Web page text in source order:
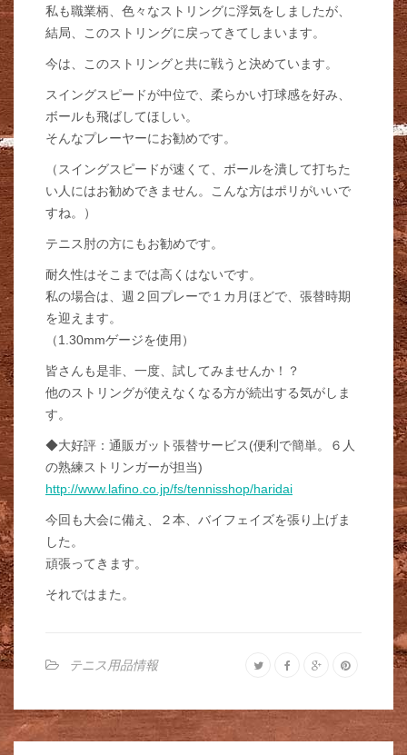
私も職業柄、色々なストリングに浮気をしましたが、
結局、このストリングに戻ってきてしまいます。
今は、このストリングと共に戦うと決めています。
スイングスピードが中位で、柔らかい打球感を好み、
ボールも飛ばしてほしい。
そんなプレーヤーにお勧めです。
（スイングスピードが速くて、ボールを潰して打ちた
い人にはお勧めできません。こんな方はポリがいいで
すね。）
テニス肘の方にもお勧めです。
耐久性はそこまでは高くはないです。
私の場合は、週２回プレーで１カ月ほどで、張替時期
を迎えます。
（1.30mmゲージを使用）
皆さんも是非、一度、試してみませんか！？
他のストリングが使えなくなる方が続出する気がしま
す。
◆大好評：通販ガット張替サービス(便利で簡単。６人
の熟練ストリンガーが担当)
http://www.lafino.co.jp/fs/tennisshop/haridai
今回も大会に備え、２本、バイフェイズを張り上げま
した。
頑張ってきます。
それではまた。
テニス用品情報